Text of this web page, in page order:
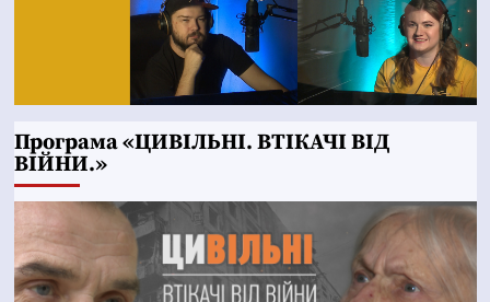
Програма «ЦИВІЛЬНІ. ВТІКАЧІ ВІД
ВІЙНИ.»